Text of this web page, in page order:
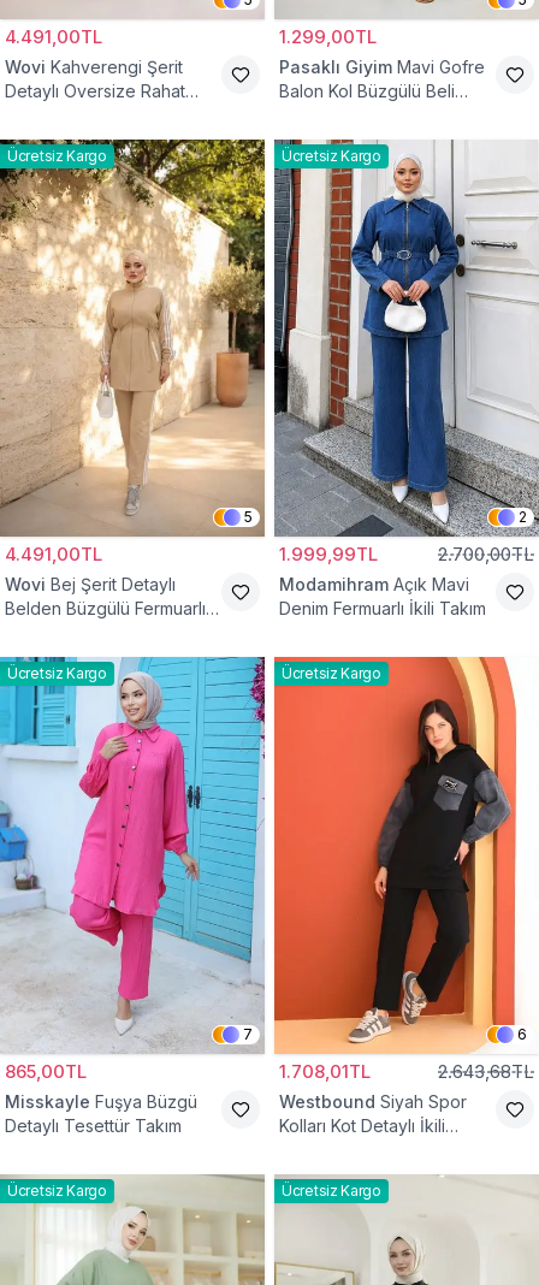
4.491,00TL
Wovi Kahverengi Şerit
Detaylı Oversize Rahat
1.299,00TL
Pasaklı Giyim Mavi Gofre
Balon Kol Büzgülü Beli
Takım
Ücretsiz Kargo
5
4.491,00TL
Wovi Bej Şerit Detaylı
Belden Büzgülü Fermuarlı
Ücretsiz Kargo
2
1.999,99TL 2.700,00TL
Modamihram Açık Mavi
Denim Fermuarlı İkili Takım
Ücretsiz Kargo
7
865,00TL
Misskayle Fuşya Büzgü
Detaylı Tesettür Takım
Ücretsiz Kargo
6
1.708,01TL 2.643,68TL
Westbound Siyah Spor
Kolları Kot Detaylı İkili
Ücretsiz Kargo Ücretsiz Kargo